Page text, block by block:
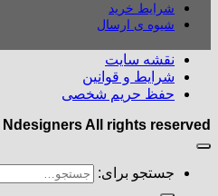
شرایط خرید
شیوه ی ارسال
نقشه سایت
شرایط و قوانین
حفظ حریم شخصی
Ndesigners All rights reserved
جستجو برای: